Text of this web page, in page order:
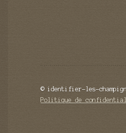
© identifier-les-
Politique de